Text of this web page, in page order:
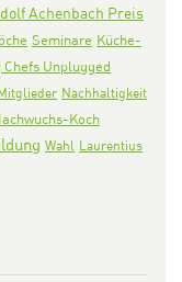
Achenbach Preis
Seminare Küche-
Chefs Unplugged
Nachhaltigkeit
Koch
Wahl Laurentius